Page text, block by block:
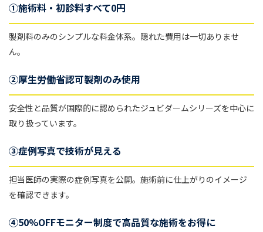
①施術料・初診料すべて0円
製剤料のみのシンプルな料金体系。隠れた費用は一切ありませ
ん。
②厚生労働省認可製剤のみ使用
安全性と品質が国際的に認められたジュビダームシリーズを中心に
取り扱っています。
③症例写真で技術が見える
担当医師の実際の症例写真を公開。施術前に仕上がりのイメージ
を確認できます。
④50%OFFモニター制度で高品質な施術をお得に